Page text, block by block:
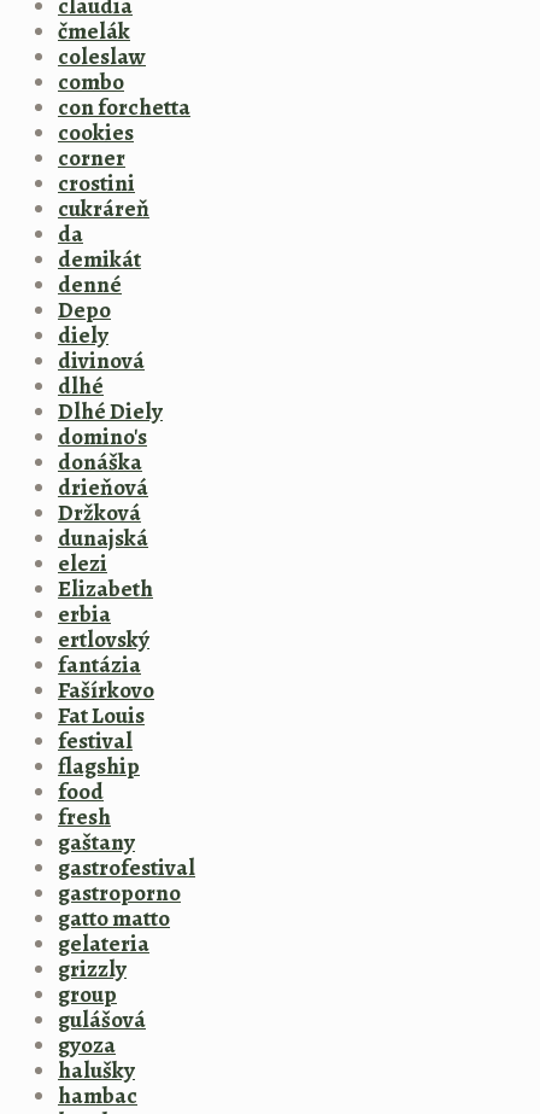
claudia
čmelák
coleslaw
combo
con forchetta
cookies
corner
crostini
cukráreň
da
demikát
denné
Depo
diely
divinová
dlhé
Dlhé Diely
domino's
donáška
drieňová
Držková
dunajská
elezi
Elizabeth
erbia
ertlovský
fantázia
Fašírkovo
Fat Louis
festival
flagship
food
fresh
gaštany
gastrofestival
gastroporno
gatto matto
gelateria
grizzly
group
gulášová
gyoza
halušky
hambac